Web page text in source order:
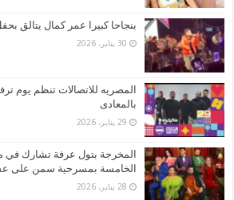
بنجاحا كبيرا عمر كمال يتالق
30 يناير، 2026
المصريه للاتصالات تنظم يوم
بالمعادى
29 يناير، 2026
المخرجة بتول عرفة تشارك في
الخامسة بمسرحية سمن على
28 يناير، 2026